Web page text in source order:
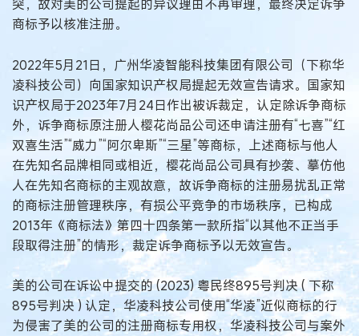
突，故对美的公司提起的异议理由不再审理，最终决定诉争
商标予以核准注册。
2022年5月21日，广州华凌智能科技集团有限公司（下称华
凌科技公司）向国家知识产权局提起无效宣告请求。国家知
识产权局于2023年7月24日作出被诉裁定，认定除诉争商标
外，诉争商标原注册人樱花尚品公司还申请注册有“七喜”“红
双喜生活”“威力”“阿尔卑斯”“三星”等商标，上述商标与他人
在先知名品牌相同或相近，樱花尚品公司具有抄袭、摹仿他
人在先知名商标的主观故意，故诉争商标的注册易扰乱正常
的商标注册管理秩序，有损公平竞争的市场秩序，已构成
2013年《商标法》第四十四条第一款所指“以其他不正当手
段取得注册”的情形，裁定诉争商标予以无效宣告。
美的公司在诉讼中提交的 (2023) 粤民终895号判决 ( 下称
895号判决 ) 认定，华凌科技公司使用“华凌”近似商标的行
为侵害了美的公司的注册商标专用权，华凌科技公司与案外